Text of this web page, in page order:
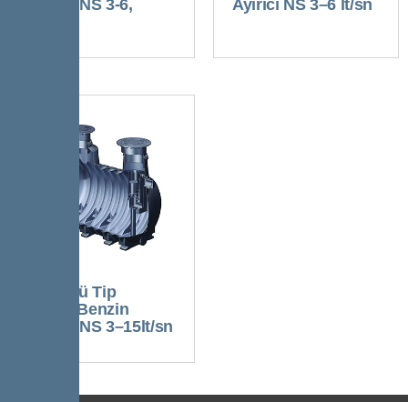
Ayırıcı NS 3-6,
Ayırıcı NS 3–6 lt/sn
Gömülü Tip
Petrol/Benzin
Ayırıcı NS 3–15lt/sn